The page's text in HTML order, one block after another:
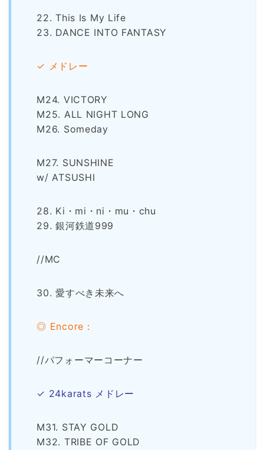
22. This Is My Life
23. DANCE INTO FANTASY
✓ メドレー
M24. VICTORY
M25. ALL NIGHT LONG
M26. Someday
M27. SUNSHINE
w/ ATSUSHI
28. Ki・mi・ni・mu・chu
29. 銀河鉄道999
//MC
30. 愛すべき未来へ
◎ Encore：
//パフォーマーコーナー
✓ 24karats メドレー
M31. STAY GOLD
M32. TRIBE OF GOLD